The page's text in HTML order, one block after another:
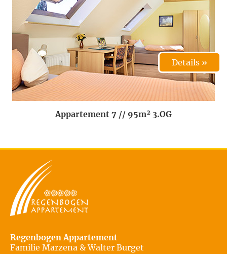
Details »
Appartement 7 // 95m² 3.OG
Regenbogen Appartement
Familie Marzena & Walter Burget